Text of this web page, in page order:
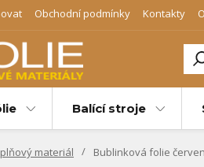
Obchodní podmínky Kontakty
Balící stroje
materiál Bublinková folie